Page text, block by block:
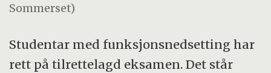
Sommerset)
Studentar med funksjonsnedsetting har
rett på tilrettelagd eksamen. Det står